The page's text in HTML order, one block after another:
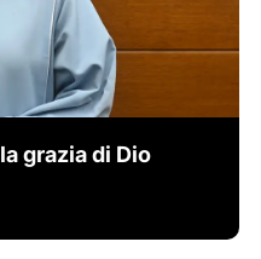
grazia di Dio